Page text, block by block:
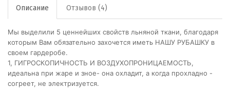
Описание Отзывов (4)
Мы выделили 5 ценнейших свойств льняной ткани, благодаря
которым Вам обязательно захочется иметь НАШУ РУБАШКУ в
своем гардеробе.
1, ГИГРОСКОПИЧНОСТЬ И ВОЗДУХОПРОНИЦАЕМОСТЬ,
идеальна при жаре и зное- она охладит, а когда прохладно -
согреет, не электризуется.